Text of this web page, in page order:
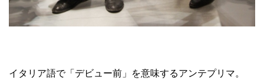
イタリア語で「デビュー前」を意味するアンテプリマ。